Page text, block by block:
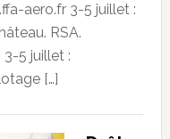
aero.fr 3-5 juillet :
RSA.
5 juillet :
[…]